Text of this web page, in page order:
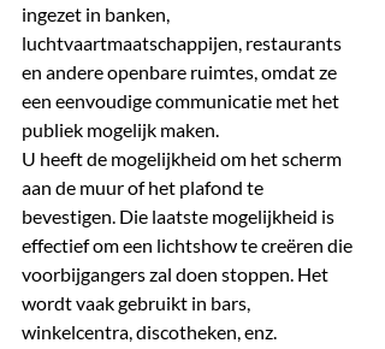
ingezet in banken,
luchtvaartmaatschappijen, restaurants
en andere openbare ruimtes, omdat ze
een eenvoudige communicatie met het
publiek mogelijk maken.
U heeft de mogelijkheid om het scherm
aan de muur of het plafond te
bevestigen. Die laatste mogelijkheid is
effectief om een lichtshow te creëren die
voorbijgangers zal doen stoppen. Het
wordt vaak gebruikt in bars,
winkelcentra, discotheken, enz.